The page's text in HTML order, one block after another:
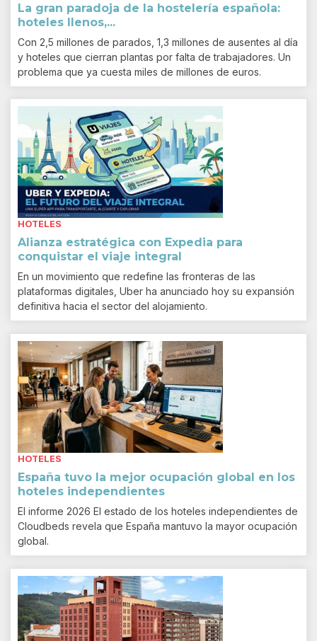
La gran paradoja de la hostelería española:
hoteles llenos,...
Con 2,5 millones de parados, 1,3 millones de ausentes al día
y hoteles que cierran plantas por falta de trabajadores. Un
problema que ya cuesta miles de millones de euros.
HOTELES
Alianza estratégica con Expedia para
conquistar el viaje integral
En un movimiento que redefine las fronteras de las
plataformas digitales, Uber ha anunciado hoy su expansión
definitiva hacia el sector del alojamiento.
HOTELES
España tuvo la mejor ocupación global en los
hoteles independientes
El informe 2026 El estado de los hoteles independientes de
Cloudbeds revela que España mantuvo la mayor ocupación
global.